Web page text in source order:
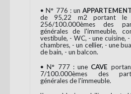
• N° 776 : un
de 95,22 m2 portant
256/100.000èmes des
générales de l'immeuble,
vestibule, - WC, - une cuisine,
chambres, - un cellier, - une
de bain, - un balcon.
• N° 777 : une CAVE
7/100.000èmes des
générales de l'immeuble.